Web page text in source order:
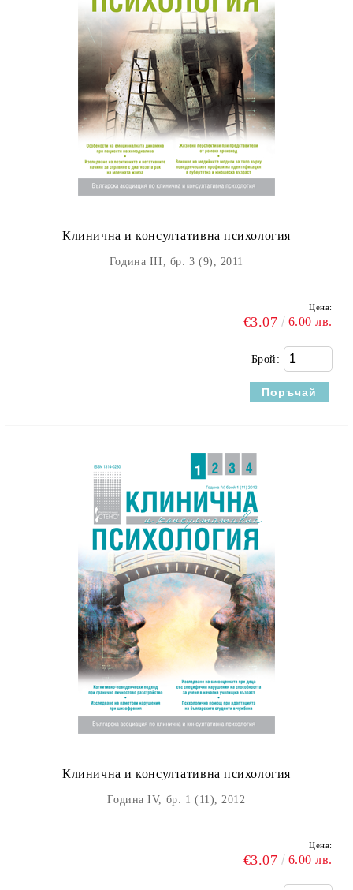
Клинична и консултативна психология
Година III, бр. 3 (9), 2011
Цена:
€3.07 6.00 лв.
Брой:
Клинична и консултативна психология
Година IV, бр. 1 (11), 2012
Цена:
€3.07 6.00 лв.